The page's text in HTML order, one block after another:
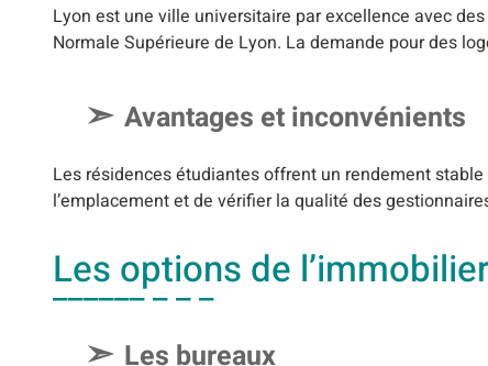
Lyon est une ville universitaire par excellence avec
Normale Supérieure de Lyon. La demande pour des
Avantages et inconvénients
Les résidences étudiantes offrent un rendement
l’emplacement et de vérifier la qualité des
Les options de
Les bureaux